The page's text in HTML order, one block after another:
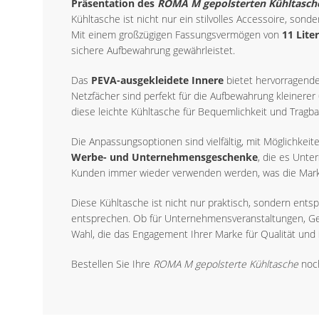
Präsentation des ROMA M gepolsterten
Kühltasche ist nicht nur ein stilvolles Accessoire,
Mit einem großzügigen Fassungsvermögen von 11
sichere Aufbewahrung gewährleistet.
Das PEVA-ausgekleidete Innere bietet
Netzfächer sind perfekt für die Aufbewahrung
diese leichte Kühltasche für Bequemlichkeit und
Die Anpassungsoptionen sind vielfältig, mit
Werbe- und Unternehmensgeschenke, die es
Kunden immer wieder verwenden werden, was die
Diese Kühltasche ist nicht nur praktisch, sondern
entsprechen. Ob für Unternehmensveranstaltungen,
Wahl, die das Engagement Ihrer Marke für Qualität
Bestellen Sie Ihre ROMA M gepolsterte Kühltasche